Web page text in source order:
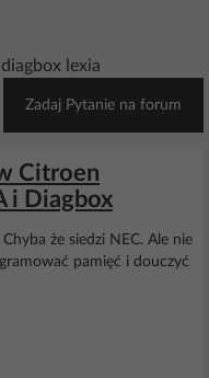
lexia
Zadaj Pytanie na forum
Citroen
i Diagbox
że siedzi NEC. Ale nie
pamięć i douczyć